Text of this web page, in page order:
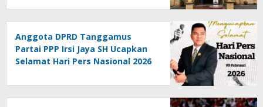
Anggota DPRD Tanggamus
Partai PPP Irsi Jaya SH Ucapkan
Selamat Hari Pers Nasional 2026